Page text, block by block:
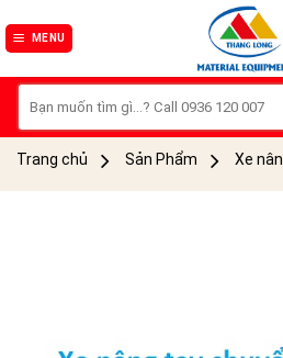
to
MENU
kiếm:
Trang chủ Sản Phẩm Xe